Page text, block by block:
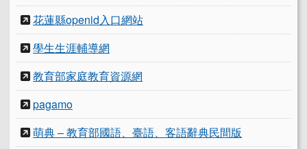
花蓮縣openid入口網站
學生生涯輔導網
教育部家庭教育資源網
pagamo
萌典 – 教育部國語、臺語、客語辭典民間版